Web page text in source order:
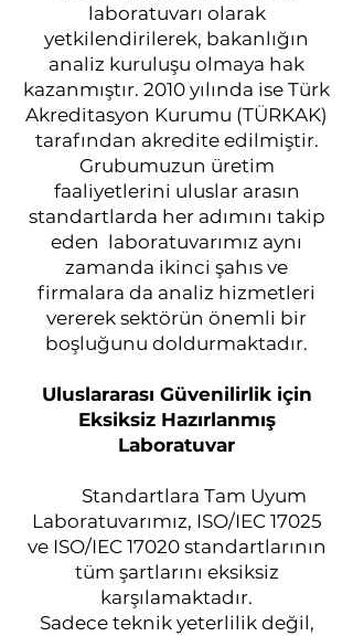
laboratuvarı olarak
yetkilendirilerek, bakanlığın
analiz kuruluşu olmaya hak
kazanmıştır. 2010 yılında ise Türk
Akreditasyon Kurumu (TÜRKAK)
tarafından akredite edilmiştir.
Grubumuzun üretim
faaliyetlerini uluslar arasın
standartlarda her adımını takip
eden laboratuvarımız aynı
zamanda ikinci şahıs ve
firmalara da analiz hizmetleri
vererek sektörün önemli bir
boşluğunu doldurmaktadır.
Uluslararası Güvenilirlik için
Eksiksiz Hazırlanmış
Laboratuvar
Standartlara Tam Uyum
Laboratuvarımız, ISO/IEC 17025
ve ISO/IEC 17020 standartlarının
tüm şartlarını eksiksiz
karşılamaktadır.
Sadece teknik yeterlilik değil,